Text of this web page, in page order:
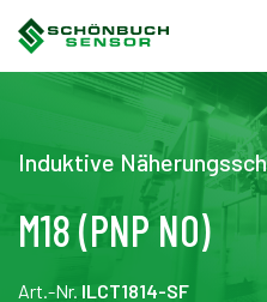
Induktive
M18 (PNP NO)
Art.-Nr. ILCT1814-SF